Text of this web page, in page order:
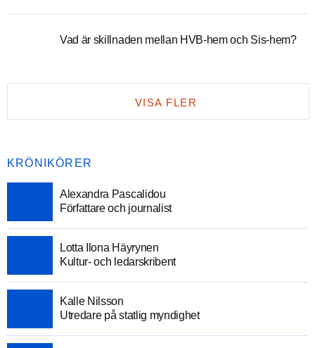
Vad är skillnaden mellan HVB-hem och Sis-hem?
VISA FLER
KRÖNIKÖRER
Alexandra Pascalidou
Författare och journalist
Lotta Ilona Häyrynen
Kultur- och ledarskribent
Kalle Nilsson
Utredare på statlig myndighet